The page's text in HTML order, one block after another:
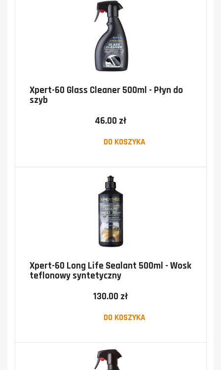
Xpert-60 Glass Cleaner 500ml - Płyn do
szyb
46.00 zł
DO KOSZYKA
Xpert-60 Long Life Sealant 500ml - Wosk
teflonowy syntetyczny
130.00 zł
DO KOSZYKA